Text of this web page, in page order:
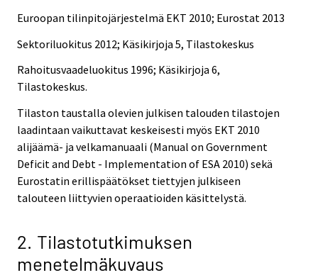
Euroopan tilinpitojärjestelmä EKT 2010; Eurostat 2013
Sektoriluokitus 2012; Käsikirjoja 5, Tilastokeskus
Rahoitusvaadeluokitus 1996; Käsikirjoja 6,
Tilastokeskus.
Tilaston taustalla olevien julkisen talouden tilastojen
laadintaan vaikuttavat keskeisesti myös EKT 2010
alijäämä- ja velkamanuaali (Manual on Government
Deficit and Debt - Implementation of ESA 2010) sekä
Eurostatin erillispäätökset tiettyjen julkiseen
talouteen liittyvien operaatioiden käsittelystä.
2. Tilastotutkimuksen
menetelmäkuvaus